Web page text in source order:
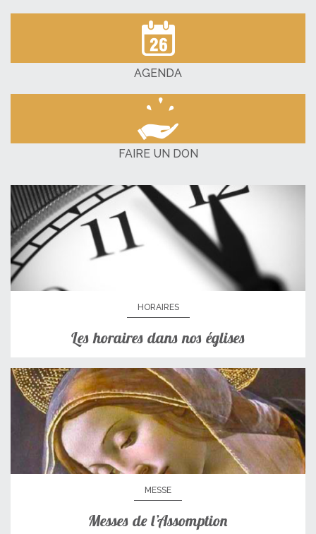
AGENDA
FAIRE UN DON
HORAIRES
Les horaires dans nos églises
MESSE
Messes de l’Assomption